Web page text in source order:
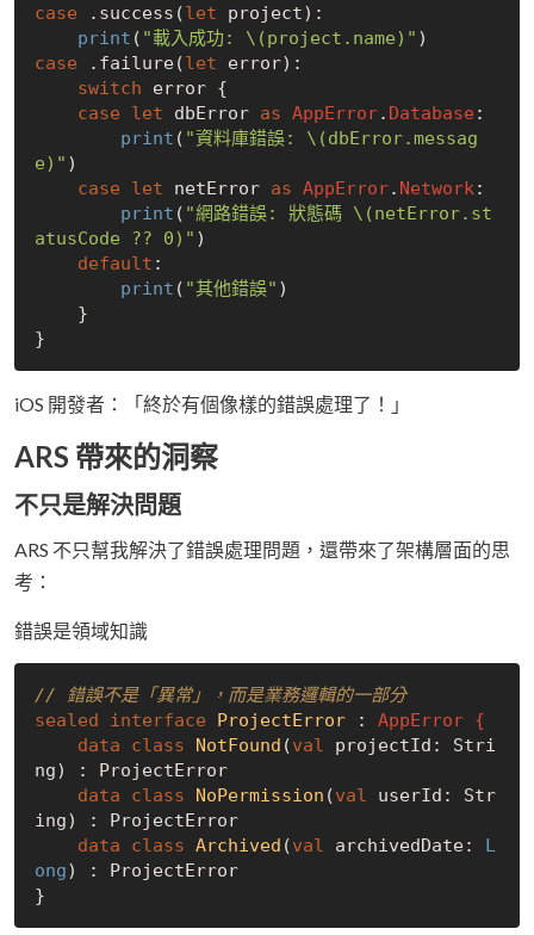
case .success(let project):
print ( "載入成功: \(project.name)"
case .failure(let error):
switch error {
case
let dbError as AppError. Database :
print ( "資料庫錯誤: \(dbError.messag
e)" )
case
let netError as AppError. Network:
print ( "網路錯誤: 狀態碼 \(netError.st
atusCode ?? 0)" )
default :
print ( "其他錯誤" )
iOS 開發者：「終於有個像樣的錯誤處理了！」
ARS 帶來的洞察
不只是解決問題
ARS 不只幫我解決了錯誤處理問題，還帶來了架構層面的思
考：
錯誤是領域知識
// 錯誤不是「異常」，而是業務邏輯的一部分
sealed
interface ProjectError : AppError {
data
class NotFound (val projectId: Stri
ng) : ProjectError
data
class NoPermission (val userId: Str
ing) : ProjectError
data
class Archived (val archivedDate: L
ong) : ProjectError